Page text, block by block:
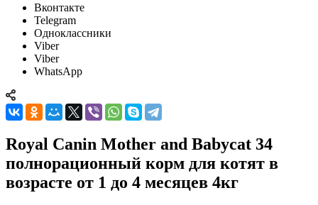
Вконтакте
Telegram
Одноклассники
Viber
Viber
WhatsApp
Royal Canin Mother and Babycat 34
полнорационный корм для котят в
возрасте от 1 до 4 месяцев 4кг